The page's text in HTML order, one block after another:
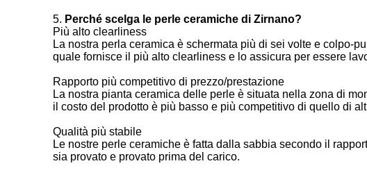
5. Perché scelga le perle ceramiche di Zirnano?
Più alto clearliness
La nostra perla ceramica è schermata più di sei volte e colpo-
quale fornisce il più alto clearliness e lo assicura per essere
Rapporto più competitivo di prezzo/prestazione
La nostra pianta ceramica delle perle è situata nella zona di
il costo del prodotto è più basso e più competitivo di quello di
Qualità più stabile
Le nostre perle ceramiche è fatta dalla sabbia secondo il
sia provato e provato prima del carico.